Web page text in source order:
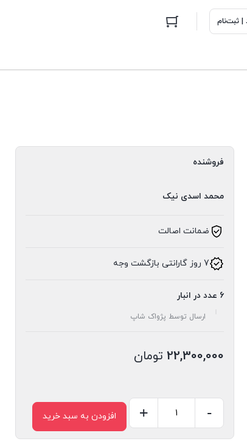
| ثبت‌نام
فروشنده
محمد اسدی نیک
ضمانت اصالت
7 روز گارانتی بازگشت وجه
6 عدد در انبار
ارسال توسط پژواک شاپ
22,300,000 تومان
و
-
+ افزودن به سبد خرید